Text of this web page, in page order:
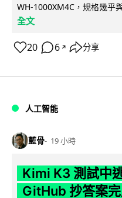
WH-1000XM4C，規格幾乎
全文
20 6 ↗ 分享
人工智能
藍骨 19 小時
Kimi K3 測試中
GitHub 抄答案